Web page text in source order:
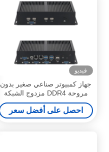
فيديو
جهاز كمبيوتر صناعي صغير بدون
مروحة DDR4 مزدوج الشبكة
المحلية 6COM Intel Core
Celeron Series
احصل على أفضل سعر